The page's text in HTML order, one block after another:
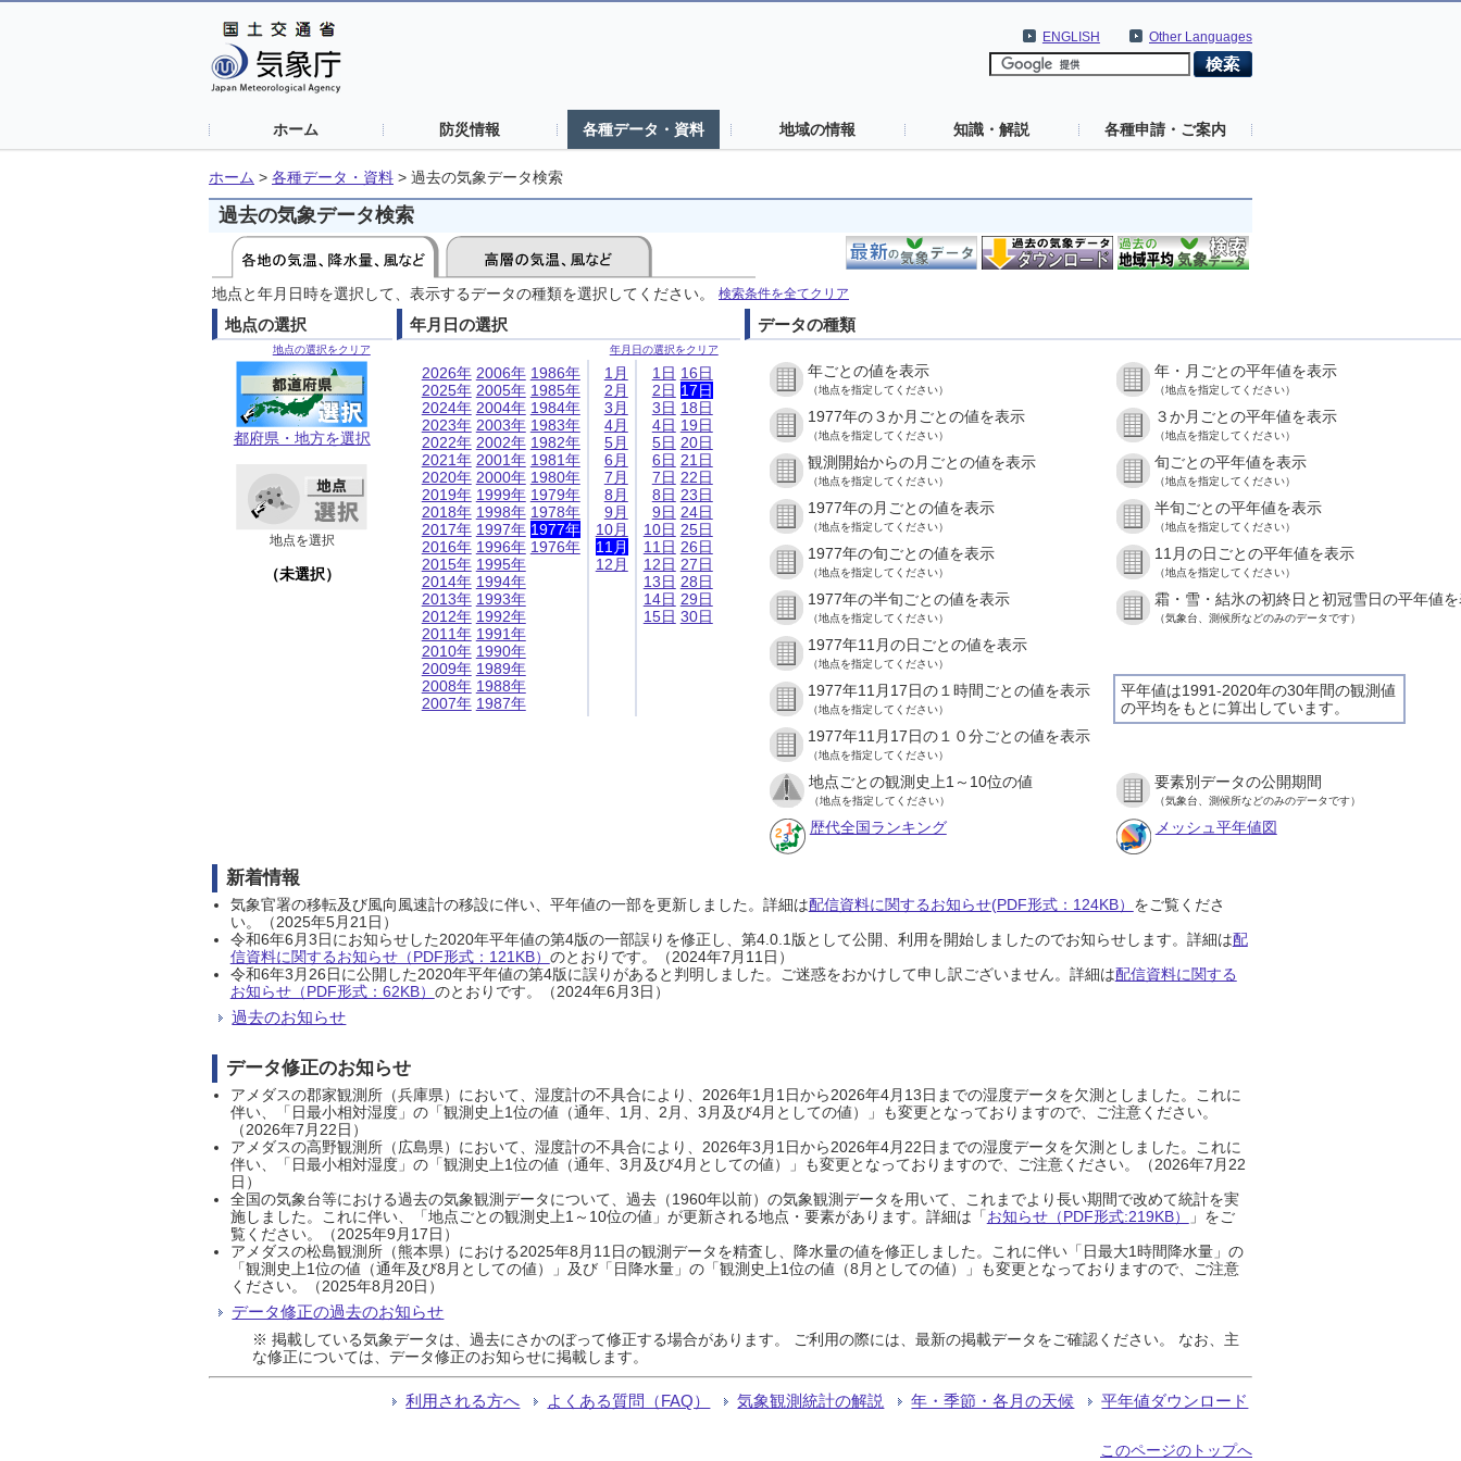
Other Languages
ENGLISH
ホーム 防災情報 各種データ・資料 地域の情報 知識・解説 各種申請・ご案内
ホーム > 各種データ・資料 > 過去の気象データ検索
過去の気象データ検索
地点と年月日時を選択して、表示するデータの種類を選択してください。 検索条件を全てクリア
地点の選択
地点の選択をクリア
都府県・地方を選択
地点を選択
（未選択）
年月日の選択
年月日の選択をクリア
2026年
2025年
2024年
2023年
2022年
2021年
2020年
2019年
2018年
2017年
2016年
2015年
2014年
2013年
2012年
2011年
2010年
2009年
2008年
2007年
2006年
2005年
2004年
2003年
2002年
2001年
2000年
1999年
1998年
1997年
1996年
1995年
1994年
1993年
1992年
1991年
1990年
1989年
1988年
1987年
1986年
1985年
1984年
1983年
1982年
1981年
1980年
1979年
1978年
1977年
1976年
1月
2月
3月
4月
5月
6月
7月
8月
9月
10月
11月
12月
1日
2日
3日
4日
5日
6日
7日
8日
9日
10日
11日
12日
13日
14日
15日
16日
17日
18日
19日
20日
21日
22日
23日
24日
25日
26日
27日
28日
29日
30日
データの種類
年ごとの値を表示
（地点を指定してください）
年・月ごとの平年値を表示
（地点を指定してください）
1977年の３か月ごとの値を表示
（地点を指定してください）
３か月ごとの平年値を表示
（地点を指定してください）
観測開始からの月ごとの値を表示
（地点を指定してください）
旬ごとの平年値を表示
（地点を指定してください）
1977年の月ごとの値を表示
（地点を指定してください）
半旬ごとの平年値を表示
（地点を指定してください）
1977年の旬ごとの値を表示
（地点を指定してください）
11月の日ごとの平年値を表示
（地点を指定してください）
1977年の半旬ごとの値を表示
（地点を指定してください）
霜・雪・結氷の初終日と初冠雪日の平年値
（気象台、測候所などのみのデータです）
1977年11月の日ごとの値を表示
（地点を指定してください）
平年値は1991-2020年の30年間の観測値
の平均をもとに算出しています。
1977年11月17日の１時間ごとの値を表示
（地点を指定してください）
1977年11月17日の１０分ごとの値を表示
（地点を指定してください）
地点ごとの観測史上1～10位の値
（地点を指定してください）
要素別データの公開期間
（気象台、測候所などのみのデータです）
歴代全国ランキング メッシュ平年値図
新着情報
気象官署の移転及び風向風速計の移設に伴い、平年値の一部を更新しました。詳細は配信資料に関するお知らせ(PDF形式：124KB） をご覧くださ
い。（2025年5月21日）
令和6年6月3日にお知らせした2020年平年値の第4版の一部誤りを修正し、第4.0.1版として公開、利用を開始しましたのでお知らせします。詳細は配
信資料に関するお知らせ（PDF形式：121KB） のとおりです。（2024年7月11日）
令和6年3月26日に公開した2020年平年値の第4版に誤りがあると判明しました。ご迷惑をおかけして申し訳ございません。詳細は配信資料に関する
お知らせ（PDF形式：62KB） のとおりです。（2024年6月3日）
過去のお知らせ
データ修正のお知らせ
アメダスの郡家観測所（兵庫県）において、湿度計の不具合により、2026年1月1日から2026年4月13日までの湿度データを欠測としました。これに
伴い、「日最小相対湿度」の「観測史上1位の値（通年、1月、2月、3月及び4月としての値）」も変更となっておりますので、ご注意ください。
（2026年7月22日）
アメダスの高野観測所（広島県）において、湿度計の不具合により、2026年3月1日から2026年4月22日までの湿度データを欠測としました。これに
伴い、「日最小相対湿度」の「観測史上1位の値（通年、3月及び4月としての値）」も変更となっておりますので、ご注意ください。（2026年7月22
日）
全国の気象台等における過去の気象観測データについて、過去（1960年以前）の気象観測データを用いて、これまでより長い期間で改めて統計を実
施しました。これに伴い、「地点ごとの観測史上1～10位の値」が更新される地点・要素があります。詳細は「お知らせ（PDF形式:219KB）
」をご
覧ください。（2025年9月17日）
アメダスの松島観測所（熊本県）における2025年8月11日の観測データを精査し、降水量の値を修正しました。これに伴い「日最大1時間降水量」の
「観測史上1位の値（通年及び8月としての値）」及び「日降水量」の「観測史上1位の値（8月としての値）」も変更となっておりますので、ご注意
ください。（2025年8月20日）
データ修正の過去のお知らせ
※ 掲載している気象データは、過去にさかのぼって修正する場合があります。 ご利用の際には、最新の掲載データをご確認ください。 なお、主
な修正については、データ修正のお知らせに掲載します。
利用される方へ よくある質問（FAQ） 気象観測統計の解説 年・季節・各月の天候 平年値ダウンロード
このページのトップへ